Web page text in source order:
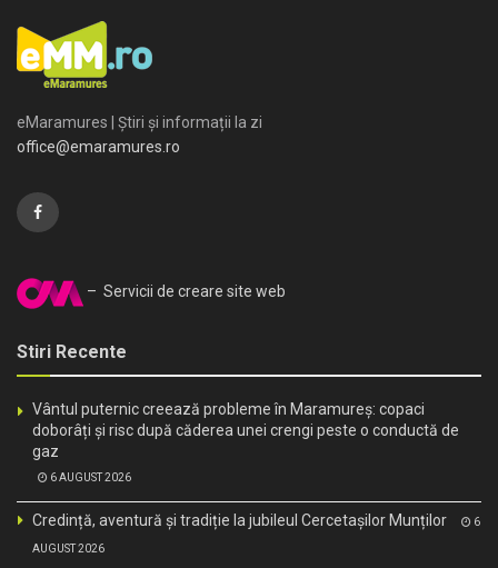
eMaramures | Știri și informații la zi
office@emaramures.ro
– Servicii de creare site web
Stiri Recente
Vântul puternic creează probleme în Maramureș: copaci
doborâți și risc după căderea unei crengi peste o conductă de
gaz
6 AUGUST 2026
Credință, aventură și tradiție la jubileul Cercetașilor Munților 6
AUGUST 2026